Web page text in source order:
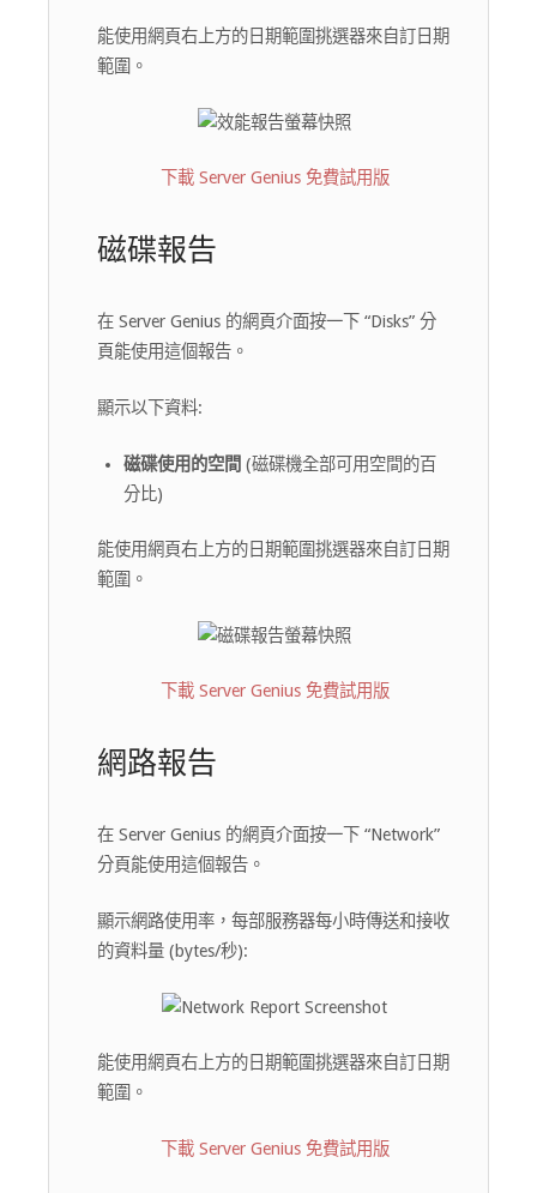
能使用網頁右上方的日期範圍挑選器來自訂日期
範圍。
下載 Server Genius 免費試用版
磁碟報告
在 Server Genius 的網頁介面按一下 “Disks” 分
頁能使用這個報告。
顯示以下資料:
磁碟使用的空間 (磁碟機全部可用空間的百
分比)
能使用網頁右上方的日期範圍挑選器來自訂日期
範圍。
下載 Server Genius 免費試用版
網路報告
在 Server Genius 的網頁介面按一下 “Network”
分頁能使用這個報告。
顯示網路使用率，每部服務器每小時傳送和接收
的資料量 (bytes/秒):
能使用網頁右上方的日期範圍挑選器來自訂日期
範圍。
下載 Server Genius 免費試用版